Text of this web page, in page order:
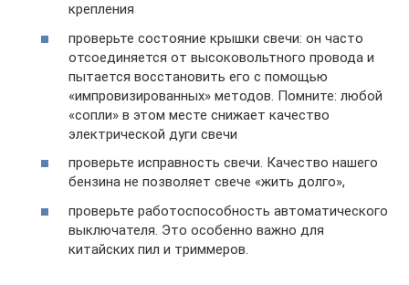
крепления
проверьте состояние крышки свечи: он часто
отсоединяется от высоковольтного провода и
пытается восстановить его с помощью
«импровизированных» методов. Помните: любой
«сопли» в этом месте снижает качество
электрической дуги свечи
проверьте исправность свечи. Качество нашего
бензина не позволяет свече «жить долго»,
проверьте работоспособность автоматического
выключателя. Это особенно важно для
китайских пил и триммеров.